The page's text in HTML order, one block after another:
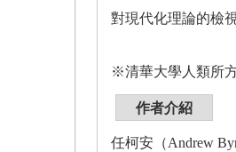
對現代化理論的檢
※清華大學人類所
作者介紹
任柯安（Andrew